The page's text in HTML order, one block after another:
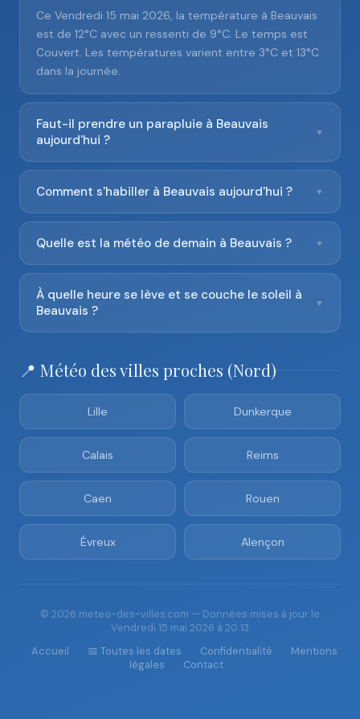
Ce Vendredi 15 mai 2026, la température à Beauvais
est de 12°C avec un ressenti de 9°C. Le temps est
Couvert. Les températures varient entre 3°C et 13°C
dans la journée.
Faut-il prendre un parapluie à Beauvais
aujourd'hui ?
▼
Comment s'habiller à Beauvais aujourd'hui ? ▼
Quelle est la météo de demain à Beauvais ? ▼
À quelle heure se lève et se couche le soleil à
Beauvais ?
▼
📍 Météo des villes proches (Nord)
Lille Dunkerque
Calais Reims
Caen Rouen
Évreux Alençon
© 2026 meteo-des-villes.com — Données mises à jour le
Vendredi 15 mai 2026 à 20:13
Accueil
📅 Toutes les dates Confidentialité
Mentions
légales
Contact